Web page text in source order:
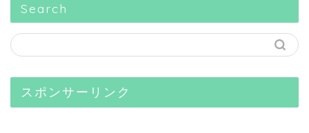
Search
スポンサーリンク